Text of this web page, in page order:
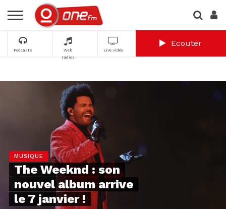
Podcasts
Web
radios
Live vidéo
Ecouter
MUSIQUE
The Weeknd : son
nouvel album arrive
le 7 janvier !